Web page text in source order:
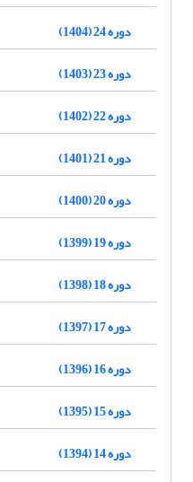
دوره 24 (1404)
دوره 23 (1403)
دوره 22 (1402)
دوره 21 (1401)
دوره 20 (1400)
دوره 19 (1399)
دوره 18 (1398)
دوره 17 (1397)
دوره 16 (1396)
دوره 15 (1395)
دوره 14 (1394)